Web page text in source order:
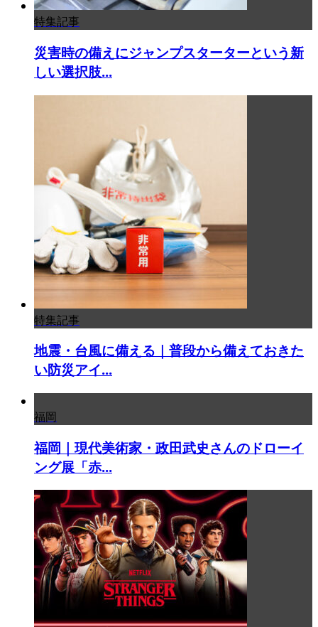
特集記事
災害時の備えにジャンプスターターという新
しい選択肢...
特集記事
地震・台風に備える｜普段から備えておきた
い防災アイ...
福岡
福岡｜現代美術家・政田武史さんのドローイ
ング展「赤...